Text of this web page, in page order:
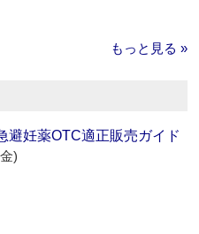
もっと見る »
避妊薬OTC適正販売ガイド
)